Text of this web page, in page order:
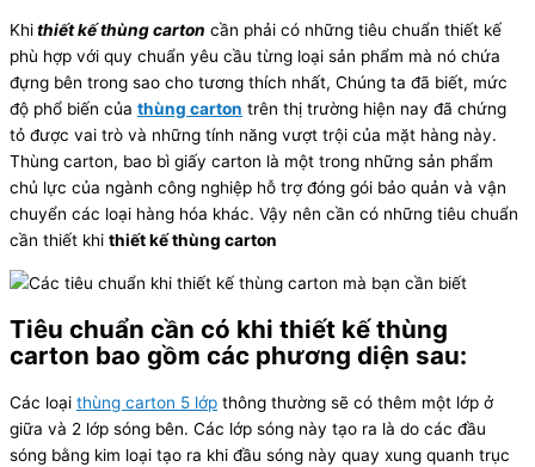
Khithiết kế thùng carton cần phải có những tiêu chuẩn thiết kế
phù hợp với quy chuẩn yêu cầu từng loại sản phẩm mà nó chứa
đựng bên trong sao cho tương thích nhất, Chúng ta đã biết, mức
độ phổ biến của thùng carton trên thị trường hiện nay đã chứng
tỏ được vai trò và những tính năng vượt trội của mặt hàng này.
Thùng carton, bao bì giấy carton là một trong những sản phẩm
chủ lực của ngành công nghiệp hỗ trợ đóng gói bảo quản và vận
chuyển các loại hàng hóa khác. Vậy nên cần có những tiêu chuẩn
cần thiết khi thiết kế thùng carton
Tiêu chuẩn cần có khi thiết kế thùng
carton bao gồm các phương diện sau:
Các loại thùng carton 5 lớp thông thường sẽ có thêm một lớp ở
giữa và 2 lớp sóng bên. Các lớp sóng này tạo ra là do các đầu
sóng bằng kim loại tạo ra khi đầu sóng này quay xung quanh trục